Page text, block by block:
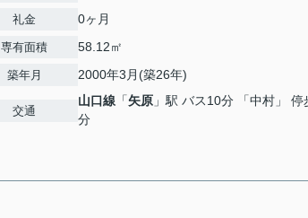
礼金 0ヶ月
専有面積 58.12㎡
築年月 2000年3月(築26年)
交通
山口線 「矢原 」駅 バス10分 「中村」 停
分